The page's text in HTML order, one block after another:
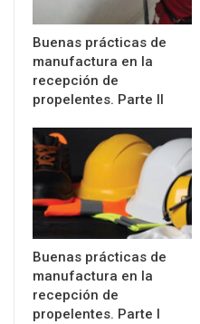
Buenas prácticas de
manufactura en la
recepción de
propelentes. Parte II
Buenas prácticas de
manufactura en la
recepción de
propelentes. Parte I